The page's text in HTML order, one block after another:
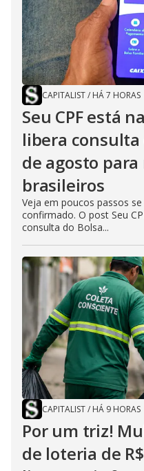
CAPITALIST/ HÁ 7 HORAS
Seu CPF está
libera consulta
de agosto
brasileiros
Veja em poucos passos
confirmado. O post Seu
consulta do Bolsa...
CAPITALIST/ HÁ 9 HORAS
Por um triz!
de loteria de